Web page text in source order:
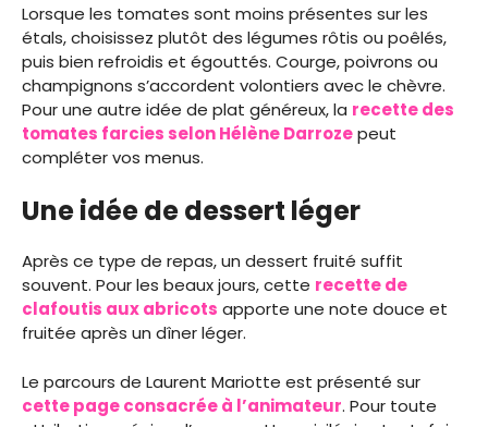
Lorsque les tomates sont moins présentes sur les
étals, choisissez plutôt des légumes rôtis ou poêlés,
puis bien refroidis et égouttés. Courge, poivrons ou
champignons s’accordent volontiers avec le chèvre.
Pour une autre idée de plat généreux, la recette des
tomates farcies selon Hélène Darrozepeut
compléter vos menus.
Une idée de dessert léger
Après ce type de repas, un dessert fruité suffit
souvent. Pour les beaux jours, cette recette de
clafoutis aux abricots apporte une note douce et
fruitée après un dîner léger.
Le parcours de Laurent Mariotte est présenté sur
cette page consacrée à l’animateur. Pour toute